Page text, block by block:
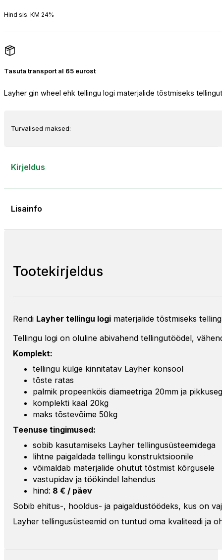
Hind sis. KM 24%
Tasuta transport al 65 eurost
Layher gin wheel ehk tellingu logi materjalide tõstmiseks
Turvalised maksed:
Kirjeldus
Lisainfo
Tootekirjeldus
Rendi Layher tellingu logi materjalide tõstmiseks
Tellingu logi on oluline abivahend tellingutöödel,
Komplekt:
tellingu külge kinnitatav Layher konsool
tõste ratas
palmik propeenköis diameetriga 20mm ja
komplekti kaal 20kg
maks tõstevõime 50kg
Teenuse tingimused:
sobib kasutamiseks Layher tellingusüsteemidega
lihtne paigaldada tellingu konstruktsioonile
võimaldab materjalide ohutut tõstmist kõrgusele
vastupidav ja töökindel lahendus
hind: 8 € / päev
Sobib ehitus-, hooldus- ja paigaldustöödeks, kus on
Layher tellingusüsteemid on tuntud oma kvaliteedi ja